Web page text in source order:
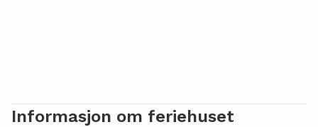
Informasjon om feriehuset